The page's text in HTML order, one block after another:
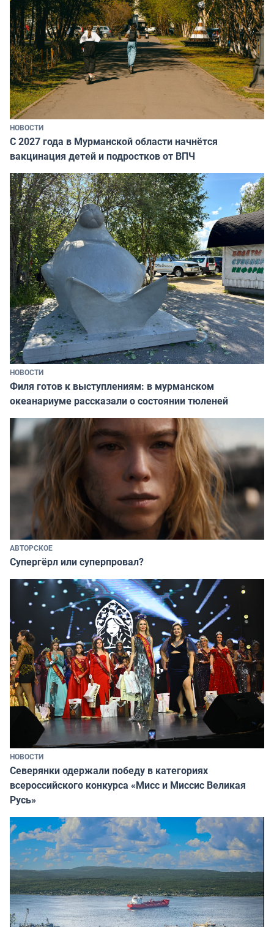
НОВОСТИ
С 2027 года в Мурманской области начнётся
вакцинация детей и подростков от ВПЧ
НОВОСТИ
Филя готов к выступлениям: в мурманском
океанариуме рассказали о состоянии тюленей
АВТОРСКОЕ
Супергёрл или суперпровал?
НОВОСТИ
Северянки одержали победу в категориях
всероссийского конкурса «Мисс и Миссис Великая
Русь»